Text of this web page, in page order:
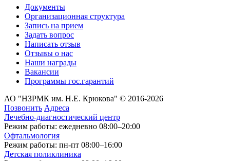
Документы
Организационная структура
Запись на прием
Задать вопрос
Написать отзыв
Отзывы о нас
Наши награды
Вакансии
Программы гос.гарантий
АО "НЗРМК им. Н.Е. Крюкова" © 2016-2026
Позвонить Адреса
Лечебно-диагностический центр
Режим работы: ежедневно 08:00–20:00
Офтальмология
Режим работы: пн-пт 08:00–16:00
Детская поликлиника